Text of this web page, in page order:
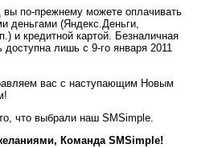
вы по-прежнему можете оплачивать
деньгами (Яндекс.Деньги,
и кредитной картой. Безналичная
доступна лишь с 9-го января 2011
вас с наступающим Новым
что выбрали наш SMSimple.
Команда SMSimple!